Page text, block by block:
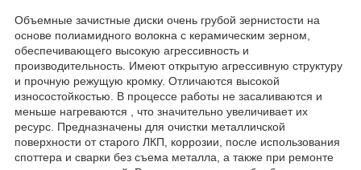
Объемные зачистные диски очень грубой зернистости на
основе полиамидного волокна с керамическим зерном,
обеспечивающего высокую агрессивность и
производительность. Имеют открытую агрессивную структуру
и прочную режущую кромку. Отличаются высокой
износостойкостью. В процессе работы не засаливаются и
меньше нагреваются , что значительно увеличивает их
ресурс. Предназначены для очистки металличской
поверхности от старого ЛКП, коррозии, после использования
споттера и сварки без съема металла, а также при ремонте